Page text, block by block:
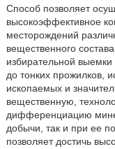
Способ позволяет
высокоэффективное
месторождений
вещественного
избирательной
до тонких прожилков,
ископаемых и
вещественную,
дифференциацию
добычи, так и при ее
позволяет достичь